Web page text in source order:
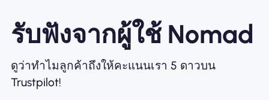
รับฟังจากผู้ใช้ Nomad
ดูว่าทำไมลูกค้าถึงให้คะแนนเรา 5 ดาวบน
Trustpilot!